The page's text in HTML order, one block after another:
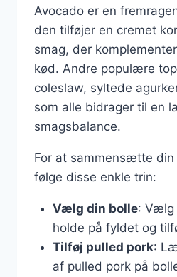
Avocado er en
den tilføjer en cremet
smag, der
kød. Andre populære
coleslaw, syltede
som alle bidrager til en
smagsbalance.
For at sammensætte din
følge disse enkle trin:
Vælg din bolle: Vælg
holde på fyldet og
Tilføj pulled pork:
af pulled pork på